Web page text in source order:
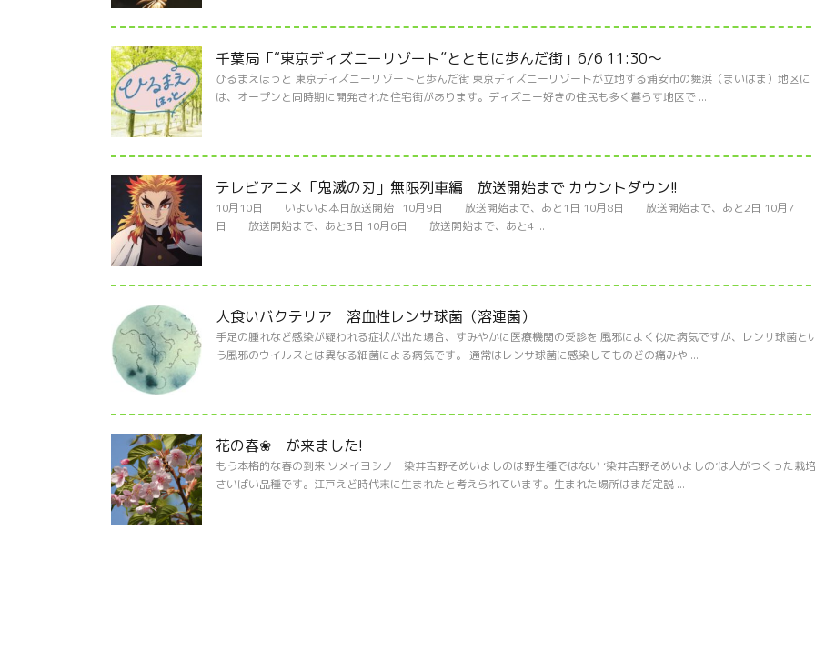
千葉局「“東京ディズニーリゾート”とともに歩んだ街」6/6 11:30～
ひるまえほっと 東京ディズニーリゾートと歩んだ街 東京ディズニーリゾートが立地する浦安市の舞浜（まいはま）地区に
は、オープンと同時期に開発された住宅街があります。ディズニー好きの住民も多く暮らす地区で ...
テレビアニメ「鬼滅の刃」無限列車編 放送開始まで カウントダウン!!
10月10日 いよいよ本日放送開始 10月9日 放送開始まで、あと1日 10月8日 放送開始まで、あと2日 10月7
日 放送開始まで、あと3日 10月6日 放送開始まで、あと4 ...
人食いバクテリア 溶血性レンサ球菌（溶連菌）
手足の腫れなど感染が疑われる症状が出た場合、すみやかに医療機関の受診を 風邪によく似た病気ですが、レンサ球菌と
う風邪のウイルスとは異なる細菌による病気です。 通常はレンサ球菌に感染してものどの痛みや ...
花の春❀ が来ました!
もう本格的な春の到来 ソメイヨシノ 染井吉野そめいよしのは野生種ではない ‘染井吉野そめいよしの’は人がつくった栽培
さいばい品種です。江戸えど時代末に生まれたと考えられています。生まれた場所はまだ定説 ...